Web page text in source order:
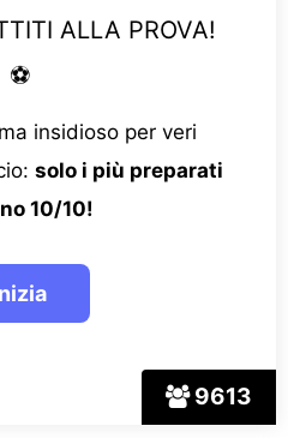
9613
ALLA PROVA!
⚽
insidioso per veri
solo i più preparati
10/10!